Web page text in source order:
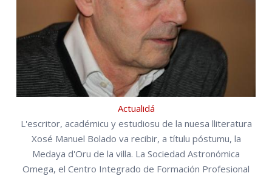
Actualidá
L'escritor, académicu y estudiosu de la nuesa lliteratura
Xosé Manuel Bolado va recibir, a títulu póstumu, la
Medaya d'Oru de la villa. La Sociedad Astronómica
Omega, el Centro Integrado de Formación Profesional